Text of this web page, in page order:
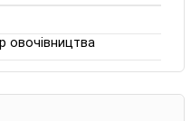
овочівництва